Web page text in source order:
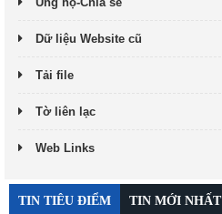
Dữ liệu Website cũ
Tải file
Tờ liên lạc
Web Links
TIN TIÊU ĐIỂM TIN MỚI NHẤT